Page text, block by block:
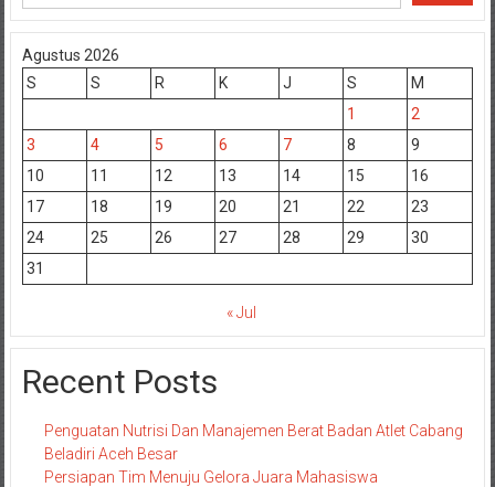
Agustus 2026
S
S R K J S
M
1
2
3
4 5 6 7 8
9
10
11 12 13 14 15
16
17
18 19 20 21 22
23
24
25 26 27 28 29
30
31
« Jul
Recent Posts
Penguatan Nutrisi Dan Manajemen Berat Badan Atlet Cabang
Beladiri Aceh Besar
Persiapan Tim Menuju Gelora Juara Mahasiswa